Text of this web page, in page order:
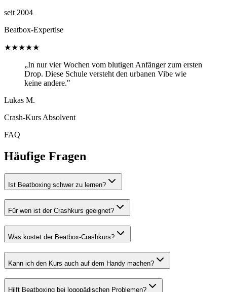
seit 2004
Beatbox-Expertise
★★★★★
„In nur vier Wochen vom blutigen Anfänger zum ersten
Drop. Diese Schule versteht den urbanen Vibe wie
keine andere."
Lukas M.
Crash-Kurs Absolvent
FAQ
Häufige Fragen
Ist Beatboxing schwer zu lernen?
Für wen ist der Crashkurs geeignet?
Was kostet der Beatbox-Crashkurs?
Kann ich den Kurs auch auf dem Handy machen?
Hilft Beatboxing bei logopädischen Problemen?